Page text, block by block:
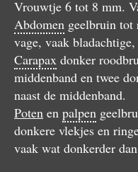
Vrouwtje 6 tot 8 mm.
Abdomen geelbruin tot
vage, vaak
Carapax donker
middenband en twee
naast de middenband.
Poten en palpen
donkere vlekjes en
vaak wat donkerder